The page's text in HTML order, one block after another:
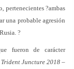
pertenecientes ?ambas
una probable agresión
?
fueron de carácter
Trident Juncture 2018–